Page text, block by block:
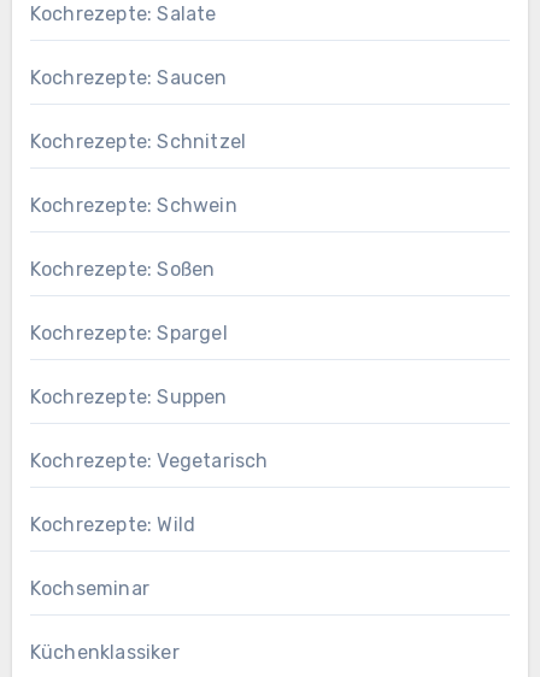
Kochrezepte: Salate
Kochrezepte: Saucen
Kochrezepte: Schnitzel
Kochrezepte: Schwein
Kochrezepte: Soßen
Kochrezepte: Spargel
Kochrezepte: Suppen
Kochrezepte: Vegetarisch
Kochrezepte: Wild
Kochseminar
Küchenklassiker